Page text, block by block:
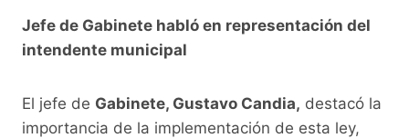
Jefe de Gabinete habló en representación del
intendente municipal
El jefe de Gabinete, Gustavo Candia, destacó la
importancia de la implementación de esta ley,